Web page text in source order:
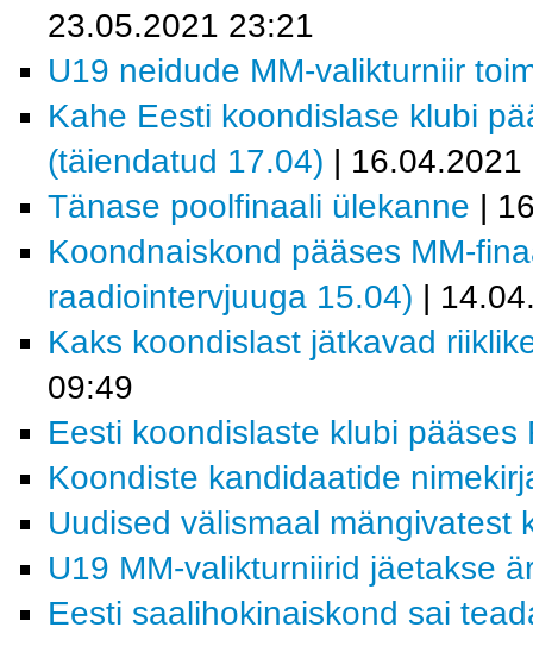
23.05.2021 23:21
U19 neidude MM-valikturniir
Kahe Eesti koondislase klubi
(täiendatud 17.04) | 16.04.2021
Tänase poolfinaali ülekanne |
Koondnaiskond pääses MM-
raadiointervjuuga 15.04) |
Kaks koondislast jätkavad
09:49
Eesti koondislaste klubi pääses
Koondiste kandidaatide
Uudised välismaal mängivatest
U19 MM-valikturniirid jäetakse
Eesti saalihokinaiskond sai